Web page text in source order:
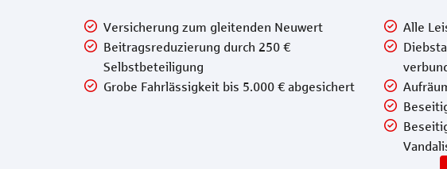
Versicherung zum gleitenden Neuwert
Beitragsreduzierung durch 250 €
Selbstbeteiligung
Grobe Fahrlässigkeit bis 5.000 € abgesichert
Alle